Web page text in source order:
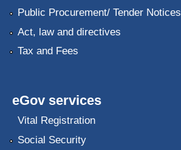
Public Procurement/ Tender Notices
Act, law and directives
Tax and Fees
eGov services
Vital Registration
Social Security